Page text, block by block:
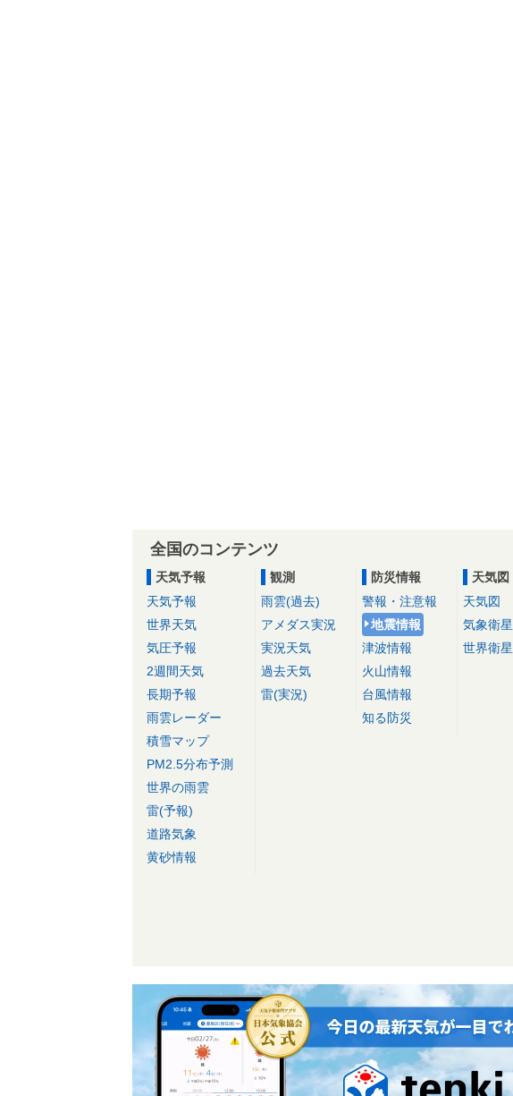
全国のコンテンツ
天気予報
天気予報
世界天気
気圧予報
2週間天気
長期予報
雨雲レーダー
積雪マップ
PM2.5分布予測
世界の雨雲
雷(予報)
道路気象
黄砂情報
観測
雨雲(過去)
アメダス実況
実況天気
過去天気
雷(実況)
防災情報
警報・注意報
地震情報
津波情報
火山情報
台風情報
知る防災
天気図
天気図
気象衛星
世界衛星